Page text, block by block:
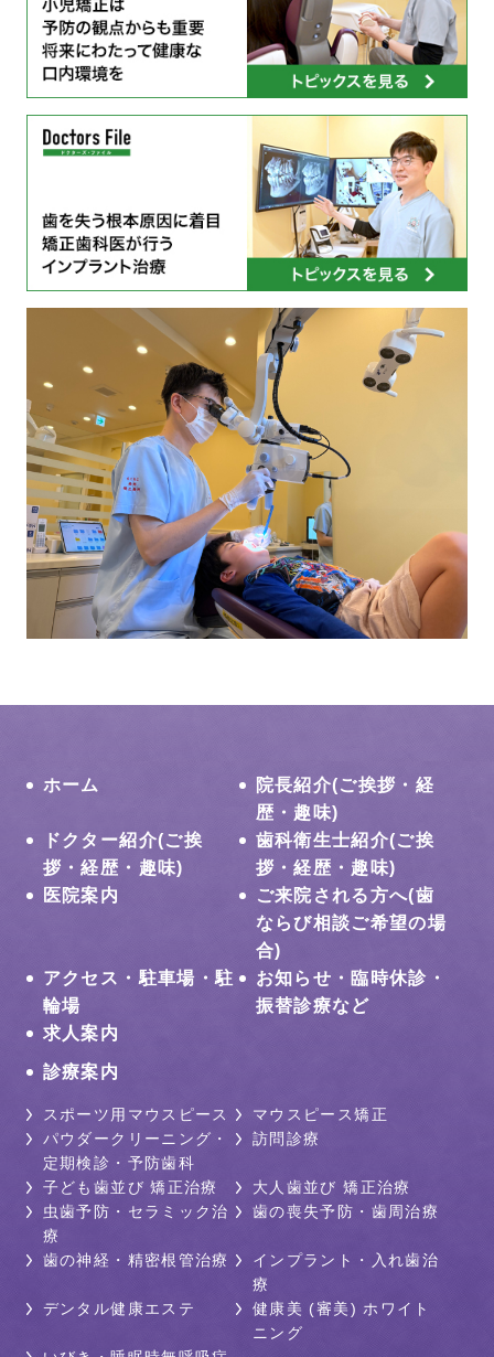
ホーム
院長紹介(ご挨拶・経
歴・趣味)
ドクター紹介(ご挨
拶・経歴・趣味)
歯科衛生士紹介(ご挨
拶・経歴・趣味)
医院案内
ご来院される方へ(歯
ならび相談ご希望の場
合)
アクセス・駐車場・駐
輪場
お知らせ・臨時休診・
振替診療など
求人案内
診療案内
スポーツ用マウスピース
マウスピース矯正
パウダークリーニング・
定期検診・予防歯科
訪問診療
子ども歯並び 矯正治療
大人歯並び 矯正治療
虫歯予防・セラミック治
療
歯の喪失予防・歯周治療
歯の神経・精密根管治療
インプラント・入れ歯治
療
デンタル健康エステ
健康美 (審美) ホワイト
ニング